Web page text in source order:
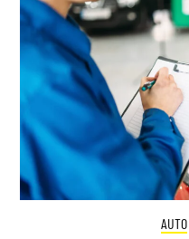
AUTO